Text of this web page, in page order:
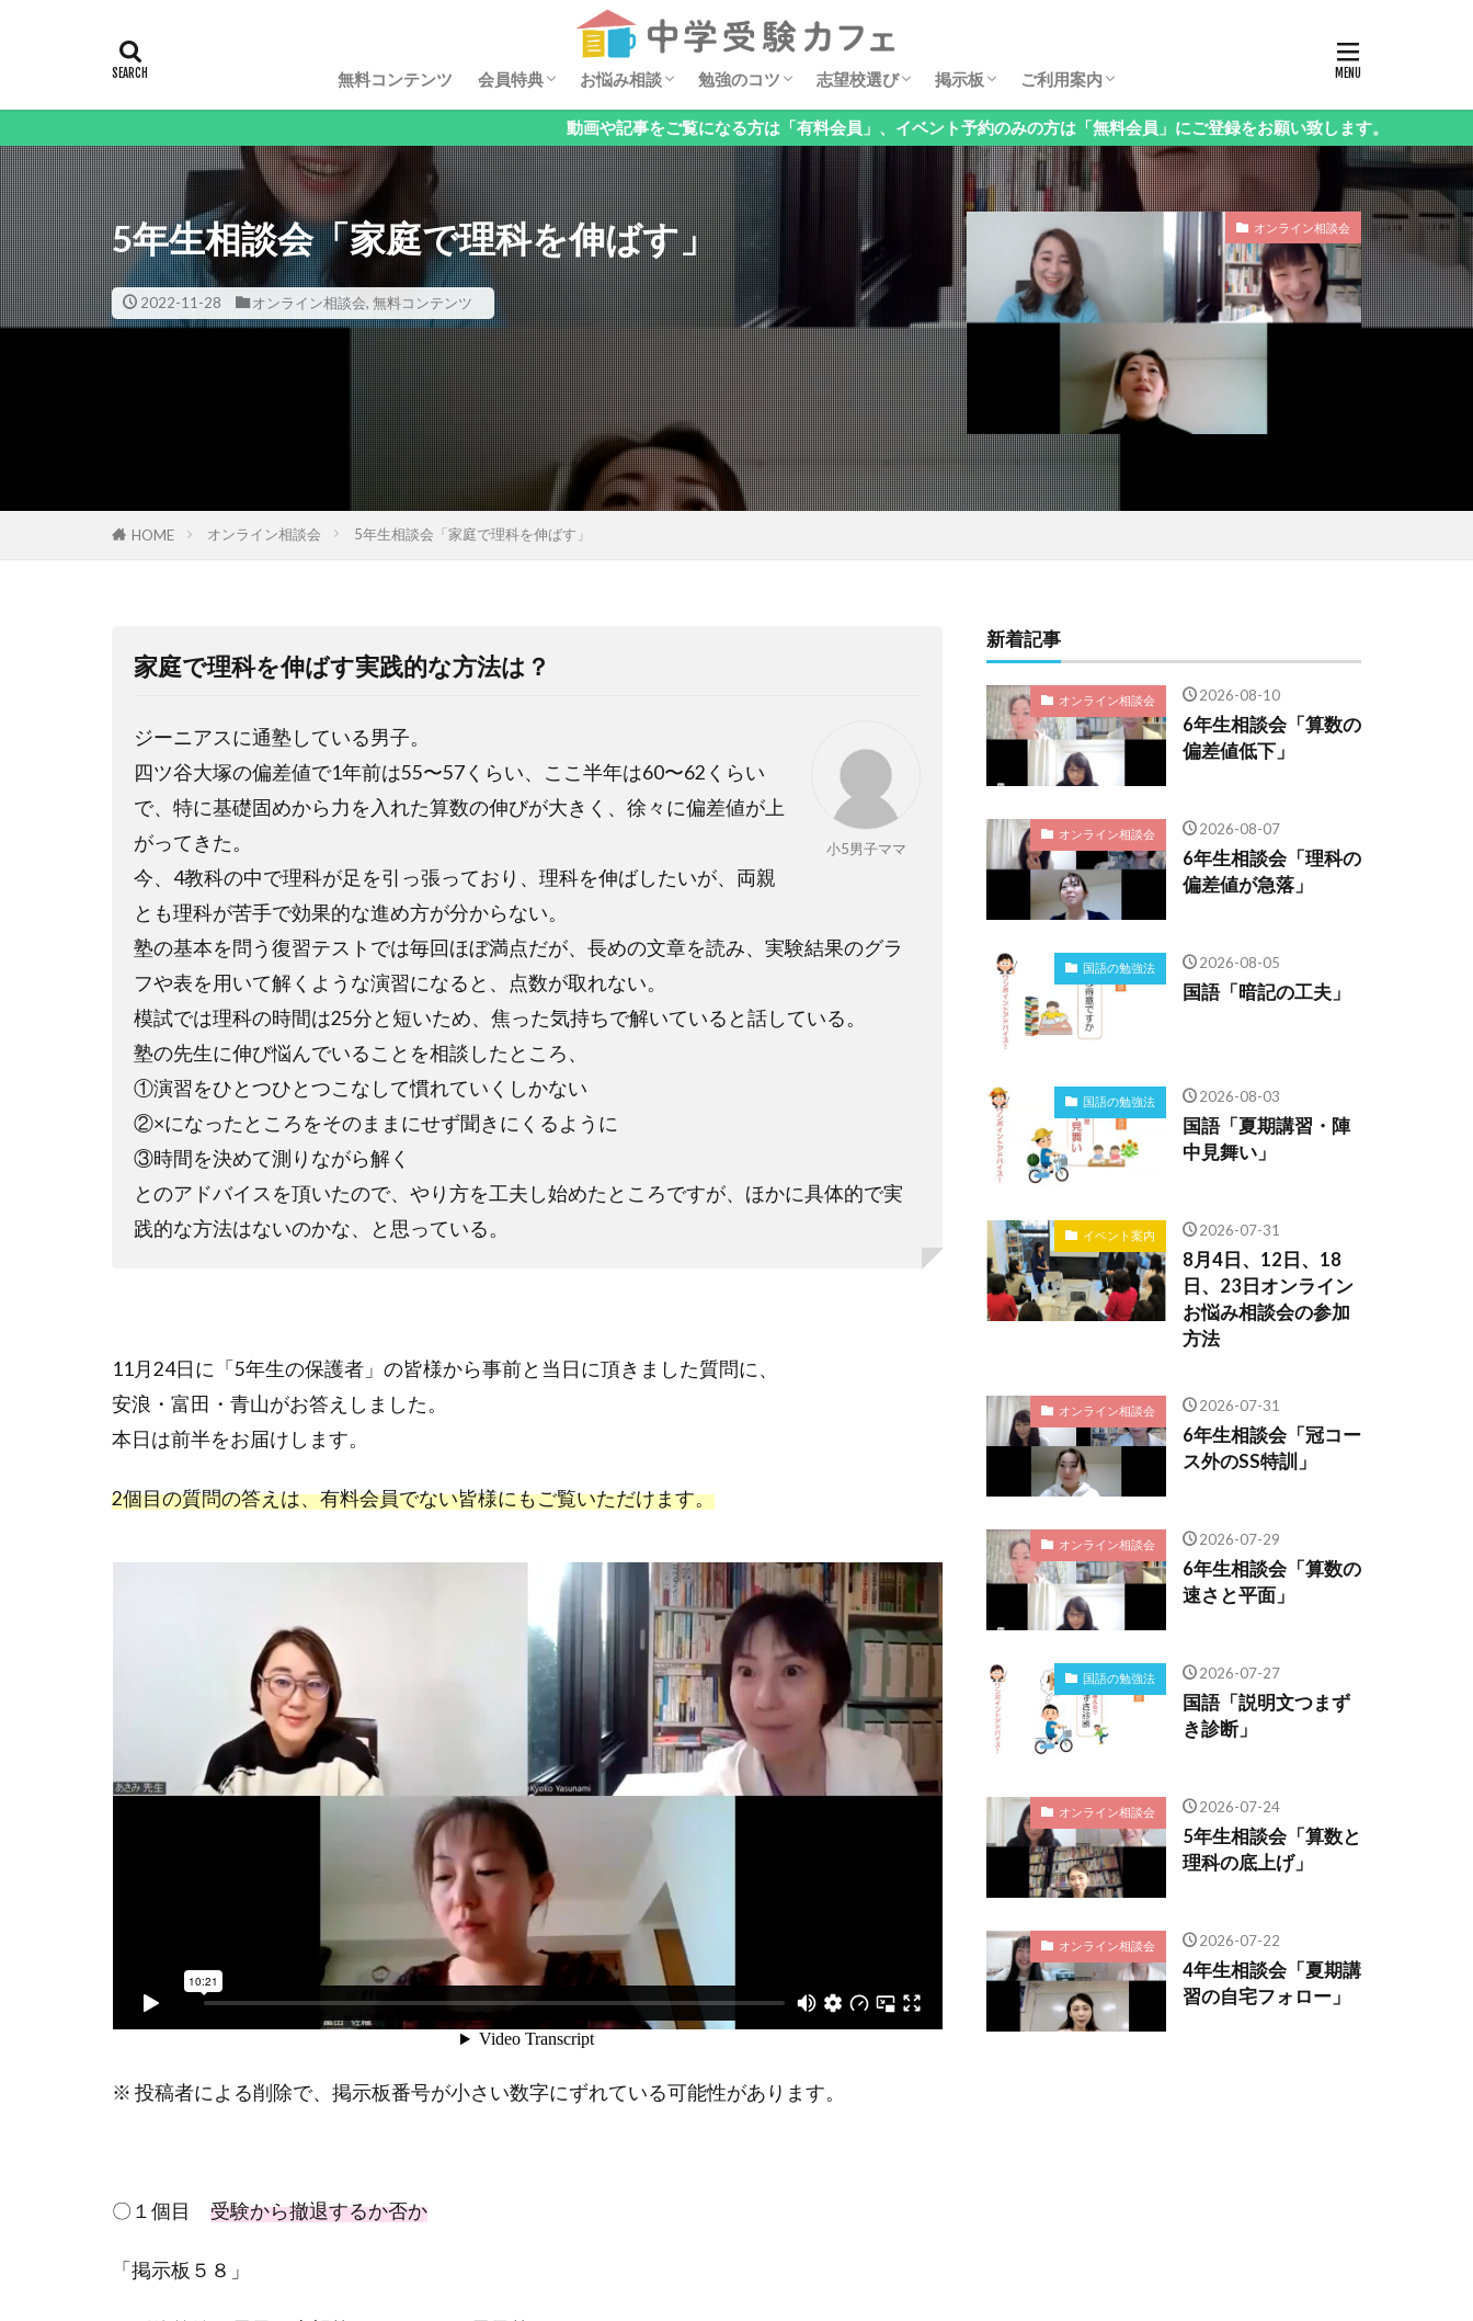
無料コンテンツ 会員特典
セミナー動画
ダウンロード特典
イベント案内
お悩み相談
安浪京子メッセージ
オンライン相談会
お悩みQ&A
勉強のコツ
算数の勉強法
親子でチェック！基礎の穴見つけ
国語の勉強法
理科の勉強法
公立中高一貫校の対策
オススメ学習漫画
志望校選び
過去問分析
中学・高校レポート
掲示板
掲示板パスコード
6年生保護者向け相談会
5年生保護者向け相談会
4年生保護者向け相談会
低学年（3年生以下）保護者向け相談会
お子様向け相談会
「関西・地方受験」保護者向け相談会
「国語」保護者向け相談会
「理科」保護者向け相談会
「公立中高一貫校」保護者向け相談会
「メンタル」保護者向け相談会
「その他」保護者向け相談会
ご利用案内
お申し込み方法・料金
ログイン・お知らせ
会員情報の変更
課金停止と退会の方法
ご利用方法Q&A
ログアウト
動画や記事をご覧になる方は「有料会員」、イベント予約のみの方は「無料会員」にご登録をお願い致します。
5年生相談会「家庭で理科を伸ばす」
2022-11-28 オンライン相談会, 無料コンテンツ
オンライン相談会
HOME オンライン相談会 5年生相談会「家庭で理科を伸ばす」
家庭で理科を伸ばす実践的な方法は？
小5男子ママ
ジーニアスに通塾している男子。
四ツ谷大塚の偏差値で1年前は55〜57くらい、ここ半年は60〜62 くらい
で、特に基礎固めから力を入れた算数の伸びが大きく、徐々に偏差値が上
がってきた。
今、 4教科の中で理科が足を引っ張っており、理科を伸ばしたいが、両親
とも理科が苦手で効果的な進め方が分からない。
塾の基本を問う復習テストでは毎回ほぼ満点だが、長めの文章を読み、実験結果のグラ
フや表を用いて解くような演習になると、点数が取れない。
模試では理科の時間は25分と短いため、焦った気持ちで解いていると話している。
塾の先生に伸び悩んでいることを相談したところ、
①演習をひとつひとつこなして慣れていくしかない
②×になったところをそのままにせず聞きにくるように
③時間を決めて測りながら解く
とのアドバイスを頂いたので、やり方を工夫し始めたところですが、ほかに具体的で実
践的な方法はないのかな、と思っている。
11月24日に「5年生の保護者」の皆様から事前と当日に頂きました質問に、
安浪・富田・青山がお答えしました。
本日は前半をお届けします。
2個目の質問の答えは、有料会員でない皆様にもご覧いただけます。
※ 投稿者による削除で、掲示板番号が小さい数字にずれている可能性があります。
〇１個目 受験から撤退するか否か
「掲示板５８」
新着記事
オンライン相談会 2026-08-10
6年生相談会「算数の
偏差値低下」
オンライン相談会 2026-08-07
6年生相談会「理科の
偏差値が急落」
国語の勉強法 2026-08-05
国語「暗記の工夫」
国語の勉強法 2026-08-03
国語「夏期講習・陣
中見舞い」
イベント案内 2026-07-31
8月4日、12日、18
日、23日オンライン
お悩み相談会の参加
方法
オンライン相談会 2026-07-31
6年生相談会「冠コー
ス外のSS特訓」
オンライン相談会 2026-07-29
6年生相談会「算数の
速さと平面」
国語の勉強法 2026-07-27
国語「説明文つまず
き診断」
オンライン相談会 2026-07-24
5年生相談会「算数と
理科の底上げ」
オンライン相談会 2026-07-22
4年生相談会「夏期講
習の自宅フォロー」
セミナー動画
ダウンロード特典
イベント案内安浪京子メッセージ
オンライン相談会
お悩みQ&A 算数の勉強法
親子でチェック！基礎の穴見つけ
国語の勉強法
理科の勉強法
公立中高一貫校の対策
オススメ学習漫画
検索